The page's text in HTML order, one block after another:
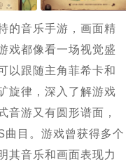
的音乐手游，画面精
戏都像看一场视觉盛
以跟随主角菲希卡和
旋律，深入了解游戏
音游又有圆形谱面，
曲目。游戏曾获得多个
其音乐和画面表现力